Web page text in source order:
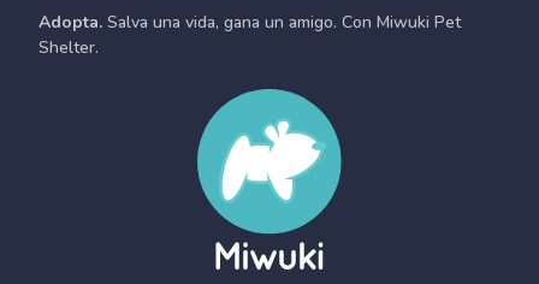
Adopta. Salva una vida, gana un amigo. Con Miwuki Pet
Shelter.